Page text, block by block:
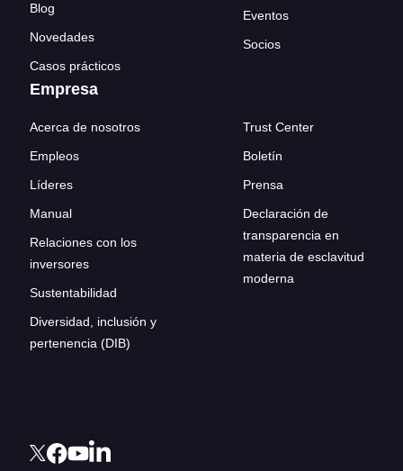
Blog
Novedades
Casos prácticos
Eventos
Socios
Empresa
Acerca de nosotros
Empleos
Líderes
Manual
Relaciones con los
inversores
Sustentabilidad
Diversidad, inclusión y
pertenencia (DIB)
Trust Center
Boletín
Prensa
Declaración de
transparencia en
materia de esclavitud
moderna